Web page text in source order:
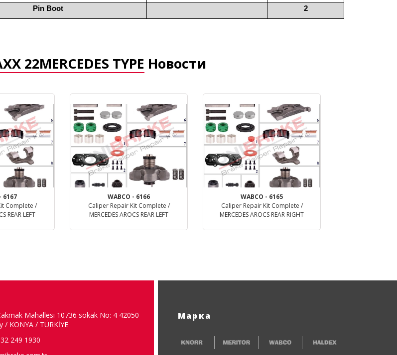
Pin Boot 2
22MERCEDES TYPE Новости
6167
Complete /
REAR LEFT
WABCO - 6166
Caliper Repair Kit Complete /
MERCEDES AROCS REAR LEFT
WABCO - 6165
Caliper Repair Kit Complete /
MERCEDES AROCS REAR RIGHT
Mahallesi 10736 sokak No: 4 42050
/ KONYA / TÜRKİYE
249 1930
Марка